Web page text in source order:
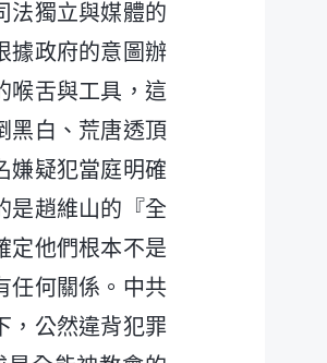
法獨立與媒體的
據政府的意圖辦
喉舌與工具，這
黑白、荒唐透頂
嫌疑犯當庭明確
是趙維山的『全
定他們根本不是
任何關係。中共
，公然違背犯罪